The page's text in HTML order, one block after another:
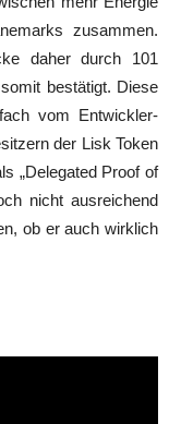
zusammen.
daher durch 101
bestätigt. Diese
vom Entwickler-
der Lisk Token
„Delegated Proof of
nicht ausreichend
ob er auch wirklich